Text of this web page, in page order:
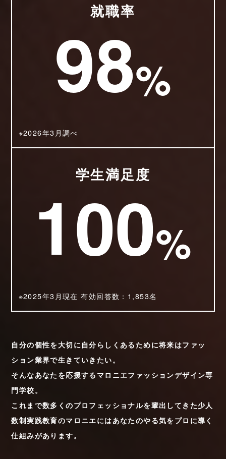
就職率
98%
※2026年3月調べ
学生満足度
100%
※2025年3月現在 有効回答数：1,853名
自分の個性を大切に自分らしくあるために将来はファッ
ション業界で生きていきたい。
そんなあなたを応援するマロニエファッションデザイン専
門学校。
これまで数多くのプロフェッショナルを輩出してきた少人
数制実践教育のマロニエにはあなたのやる気をプロに導く
仕組みがあります。